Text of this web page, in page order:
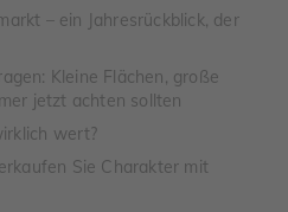
– ein Jahresrückblick, der
Kleine Flächen, große
jetzt achten sollten
wert?
Sie Charakter mit